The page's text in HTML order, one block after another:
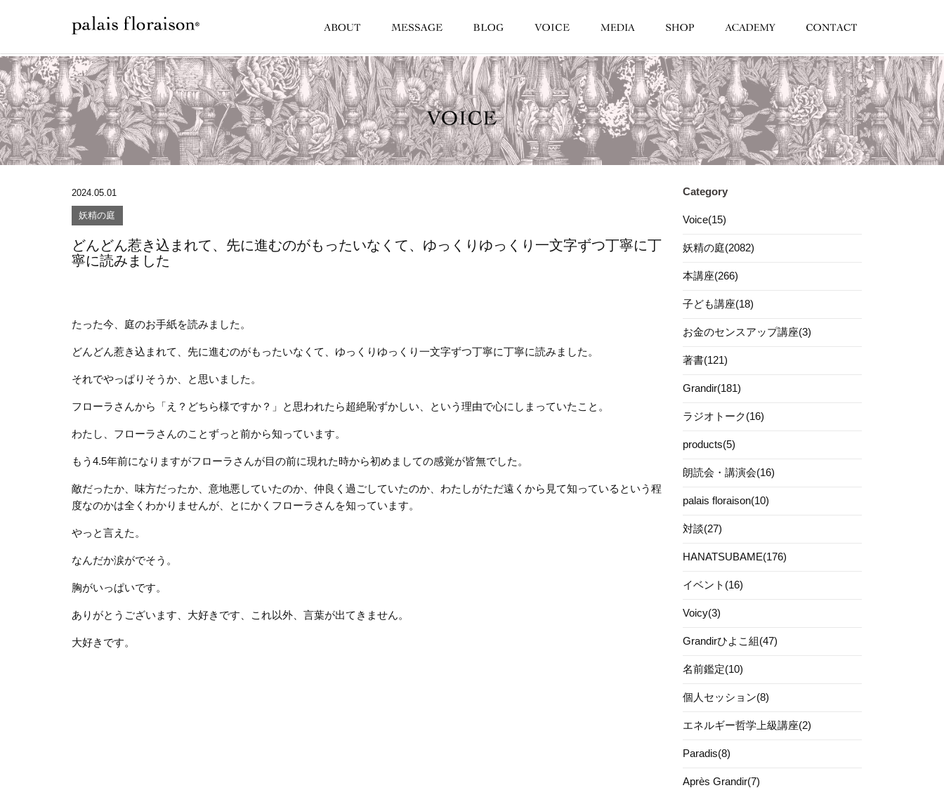
2024.05.01
妖精の庭
どんどん惹き込まれて、先に進むのがもったいなくて、ゆっくりゆっくり一文字ずつ丁寧に丁
寧に読みました
たった今、庭のお手紙を読みました。
どんどん惹き込まれて、先に進むのがもったいなくて、ゆっくりゆっくり一文字ずつ丁寧に丁寧に読みました。
それでやっぱりそうか、と思いました。
フローラさんから「え？どちら様ですか？」と思われたら超絶恥ずかしい、という理由で心にしまっていたこと。
わたし、フローラさんのことずっと前から知っています。
もう4.5年前になりますがフローラさんが目の前に現れた時から初めましての感覚が皆無でした。
敵だったか、味方だったか、意地悪していたのか、仲良く過ごしていたのか、わたしがただ遠くから見て知っているという程
度なのかは全くわかりませんが、とにかくフローラさんを知っています。
やっと言えた。
なんだか涙がでそう。
胸がいっぱいです。
ありがとうございます、大好きです、これ以外、言葉が出てきません。
大好きです。
Category
Voice(15)
妖精の庭(2082)
本講座(266)
子ども講座(18)
お金のセンスアップ講座(3)
著書(121)
Grandir(181)
ラジオトーク(16)
products(5)
朗読会・講演会(16)
palais floraison(10)
対談(27)
HANATSUBAME(176)
イベント(16)
Voicy(3)
Grandirひよこ組(47)
名前鑑定(10)
個人セッション(8)
エネルギー哲学上級講座(2)
Paradis(8)
Après Grandir(7)